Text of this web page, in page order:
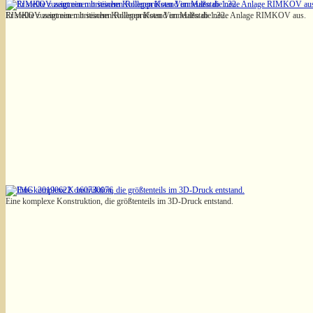
Er stellte zusammen mit seinem Kollegen Koen Vermeulen die neue Anlage RIMKOV aus.
RIMKOV zeigt einen britischen Rollenprüfstand im Maßstab 1:32.
Eine komplexe Konstruktion, die größtenteils im 3D-Druck entstand.